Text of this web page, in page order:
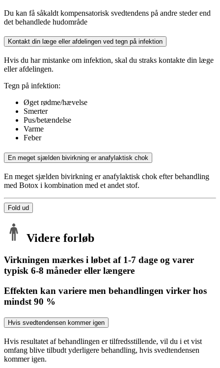
Du kan få såkaldt kompensatorisk svedtendens på andre steder end
det behandlede hudområde
Kontakt din læge eller afdelingen ved tegn på infektion
Hvis du har mistanke om infektion, skal du straks kontakte din læge
eller afdelingen.
Tegn på infektion:
Øget rødme/hævelse
Smerter
Pus/betændelse
Varme
Feber
En meget sjælden bivirkning er anafylaktisk chok
En meget sjælden bivirkning er anafylaktisk chok efter behandling
med Botox i kombination med et andet stof.
Fold ud
Videre forløb
Virkningen mærkes i løbet af 1-7 dage og varer
typisk 6-8 måneder eller længere
Effekten kan variere men behandlingen virker hos
mindst 90 %
Hvis svedtendensen kommer igen
Hvis resultatet af behandlingen er tilfredsstillende, vil du i et vist
omfang blive tilbudt yderligere behandling, hvis svedtendensen
kommer igen.